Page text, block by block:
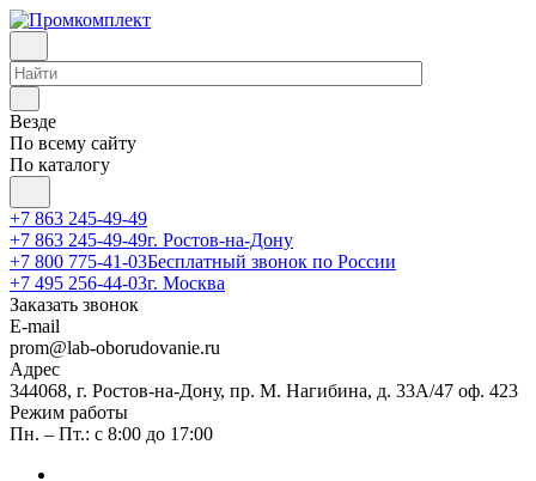
Везде
По всему сайту
По каталогу
+7 863 245-49-49
+7 863 245-49-49г. Ростов-на-Дону
+7 800 775-41-03Бесплатный звонок по России
+7 495 256-44-03г. Москва
Заказать звонок
E-mail
prom@lab-oborudovanie.ru
Адрес
344068, г. Ростов-на-Дону, пр. М. Нагибина, д. 33А/47 оф. 423
Режим работы
Пн. – Пт.: с 8:00 до 17:00